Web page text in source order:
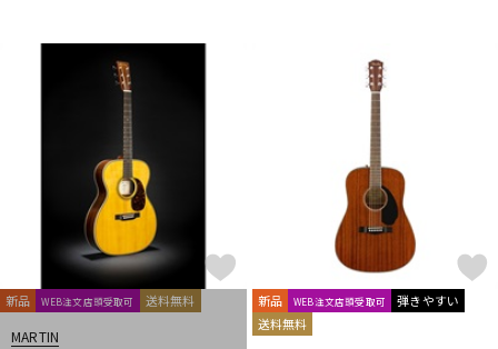
新品 WEB注文店頭受取可 送料無料
MARTIN
新品 WEB注文店頭受取可
弾きやすい
送料無料